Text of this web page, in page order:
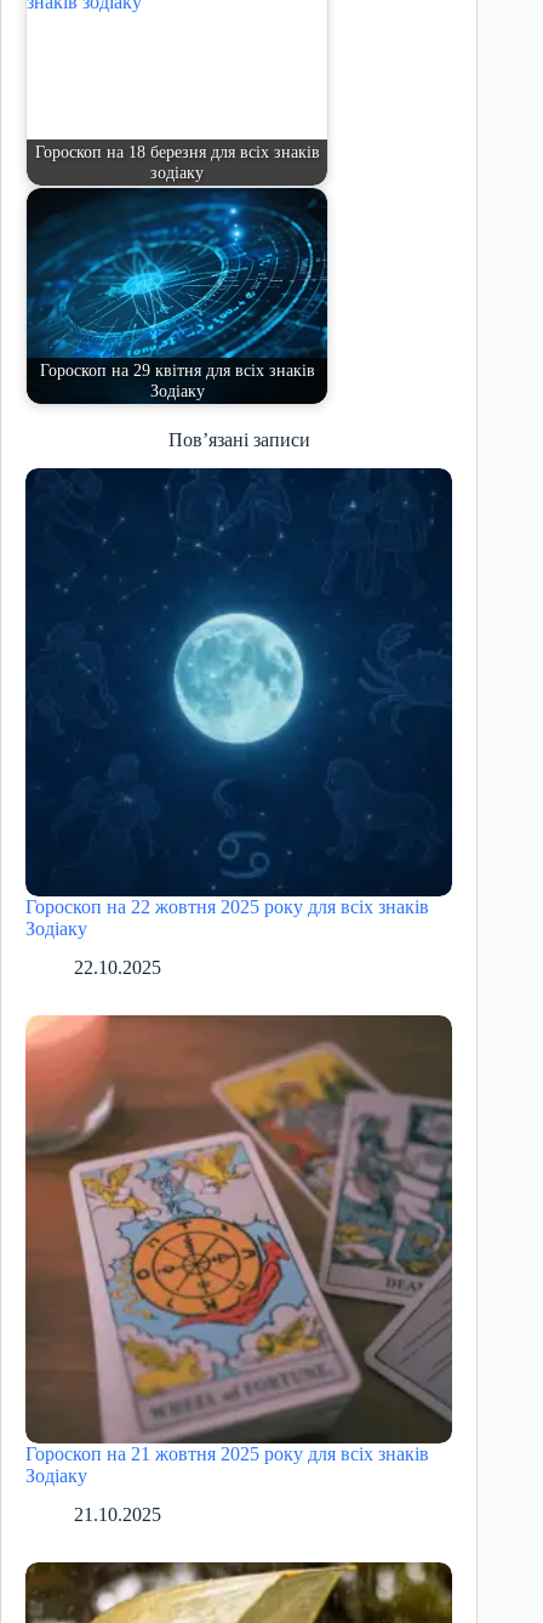
Гороскоп на 18 березня для всіх знаків
зодіаку
Гороскоп на 29 квітня для всіх знаків
Зодіаку
Пов’язані записи
Гороскоп на 22 жовтня 2025 року для всіх знаків
Зодіаку
22.10.2025
Гороскоп на 21 жовтня 2025 року для всіх знаків
Зодіаку
21.10.2025